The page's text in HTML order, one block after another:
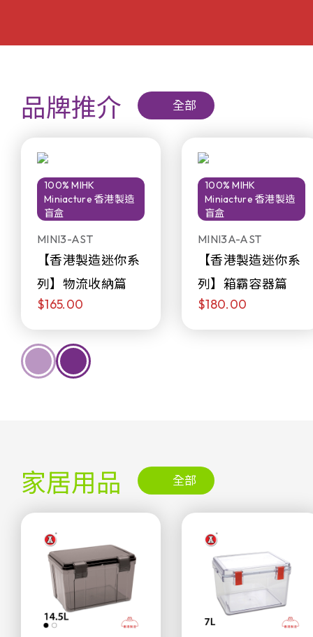
品牌推介 全部
100% MIHK
Miniacture 香港製造
盲盒
MINI3-AST
【香港製造迷你系
列】物流收納篇
$165.00
100% MIHK
Miniacture 香港製造
盲盒
MINI3A-AST
【香港製造迷你系
列】箱霸容器篇
$180.00
家居用品 全部